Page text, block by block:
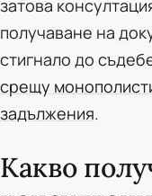
затова
получаване на
стигнало до
срещу
задължения.
Какво